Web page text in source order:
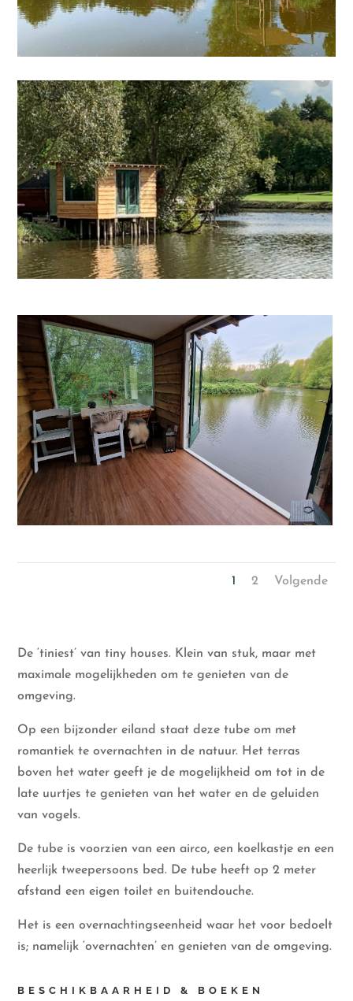
1 2 Volgende
De ‘tiniest’ van tiny houses. Klein van stuk, maar met
maximale mogelijkheden om te genieten van de
omgeving.
Op een bijzonder eiland staat deze tube om met
romantiek te overnachten in de natuur. Het terras
boven het water geeft je de mogelijkheid om tot in de
late uurtjes te genieten van het water en de geluiden
van vogels.
De tube is voorzien van een airco, een koelkastje en een
heerlijk tweepersoons bed. De tube heeft op 2 meter
afstand een eigen toilet en buitendouche.
Het is een overnachtingseenheid waar het voor bedoelt
is; namelijk ‘overnachten’ en genieten van de omgeving.
BESCHIKBAARHEID & BOEKEN